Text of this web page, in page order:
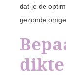
dat je de
gezonde
dikte